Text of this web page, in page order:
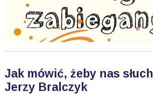
Jak mówić, żeby nas
Jerzy Bralczyk